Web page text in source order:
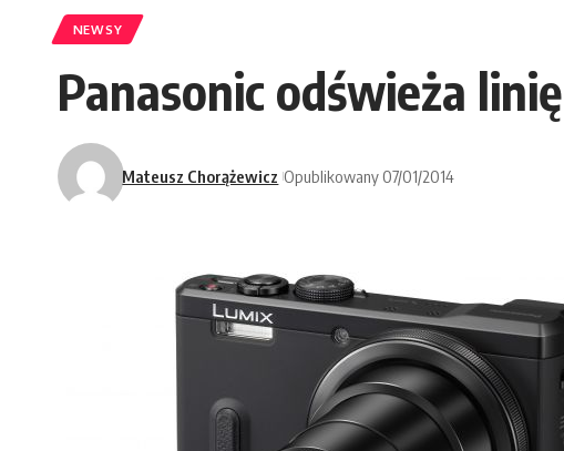
NEWSY
Panasonic odświeża
Mateusz Chorążewicz Opublikowany 07/01/2014